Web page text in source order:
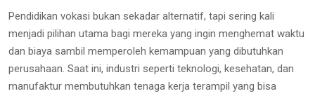
Pendidikan vokasi bukan sekadar alternatif, tapi sering kali
menjadi pilihan utama bagi mereka yang ingin menghemat waktu
dan biaya sambil memperoleh kemampuan yang dibutuhkan
perusahaan. Saat ini, industri seperti teknologi, kesehatan, dan
manufaktur membutuhkan tenaga kerja terampil yang bisa